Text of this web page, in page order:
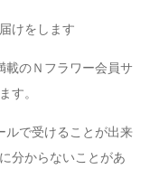
けをします
載のＮフラワー会員サ
す。
ルで受けることが出来
分からないことがあ